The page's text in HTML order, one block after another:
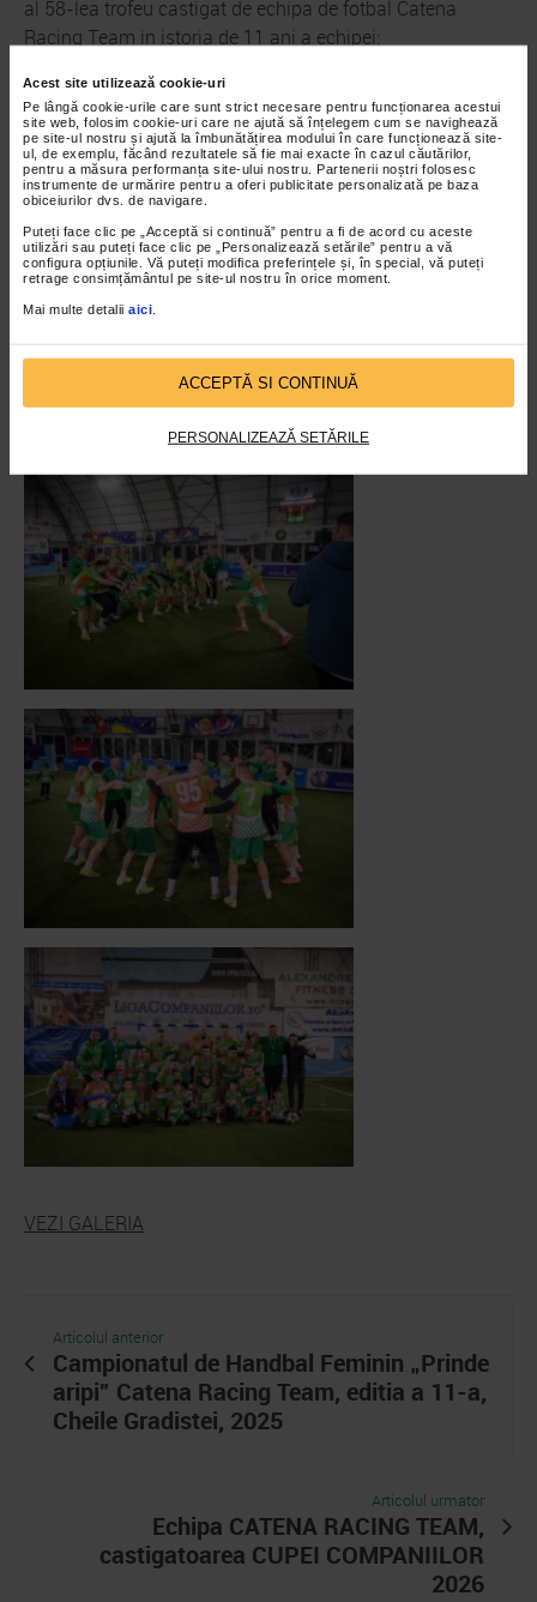
Acest site utilizează cookie-uri
Pe lângă cookie-urile care sunt strict necesare pentru funcționarea acestui
site web, folosim cookie-uri care ne ajută să înțelegem cum se navighează
pe site-ul nostru și ajută la îmbunătățirea modului în care funcționează site-
ul, de exemplu, făcând rezultatele să fie mai exacte în cazul căutărilor,
pentru a măsura performanța site-ului nostru. Partenerii noștri folosesc
instrumente de urmărire pentru a oferi publicitate personalizată pe baza
obiceiurilor dvs. de navigare.
Puteți face clic pe „Acceptă si continuă” pentru a fi de acord cu aceste
utilizări sau puteți face clic pe „Personalizează setările” pentru a vă
configura opțiunile. Vă puteți modifica preferințele și, în special, vă puteți
retrage consimțământul pe site-ul nostru în orice moment.
Mai multe detalii aici
ACCEPTĂ SI CONTINUĂ
PERSONALIZEAZĂ SETĂRILE
al 58-lea trofeu castigat de echipa de fotbal Catena
Racing Team in istoria de 11 ani a echipei:
30 Locuri 1
14 Locuri 2
14 Locuri 3
VEZI GALERIA
Articolul anterior
Campionatul de Handbal Feminin „Prinde
aripi” Catena Racing Team, editia a 11-a,
Cheile Gradistei, 2025
Articolul urmator
Echipa CATENA RACING TEAM,
castigatoarea CUPEI COMPANIILOR
2026